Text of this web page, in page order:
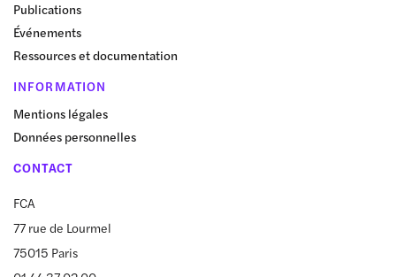
Publications
Événements
Ressources et documentation
INFORMATION
Mentions légales
Données personnelles
CONTACT
FCA
77 rue de Lourmel
75015 Paris